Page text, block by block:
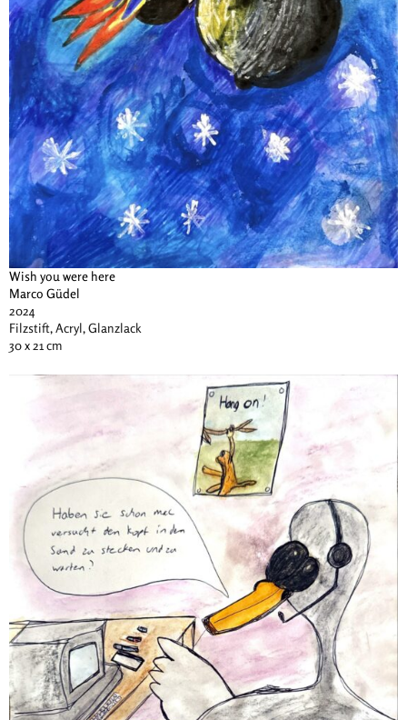
Wish you were here
Marco Güdel
2024
Filzstift, Acryl, Glanzlack
30 x 21 cm